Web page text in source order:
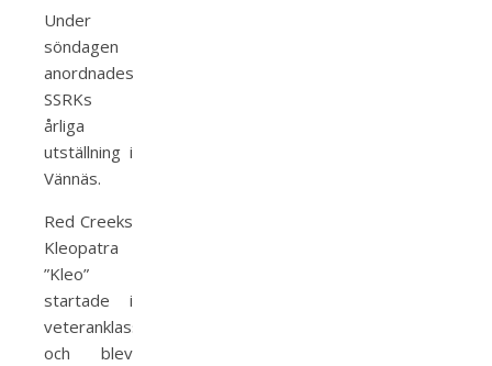
Under
söndagen
anordnades
SSRKs
årliga
utställning i
Vännäs.
Red Creeks
Kleopatra
”Kleo”
startade i
veteranklass
och blev